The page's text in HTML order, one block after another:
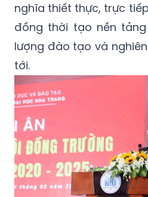
nghĩa thiết thực, trực
đồng thời tạo nền
lượng đào tạo và
tới.